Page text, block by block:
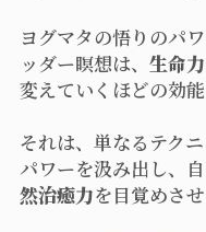
ヨグマタの悟りのパ
ッダー瞑想は、生命力
変えていくほどの効能
それは、単なるテク
パワーを汲み出し、
然治癒力を目覚めさ